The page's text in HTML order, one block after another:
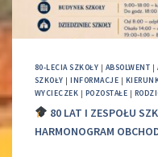
80-LECIA SZKOŁY | ABSOLWENT |
SZKOŁY |INFORMACJE |
WYCIECZEK | POZOSTAŁE |
80 LAT I ZESPOŁU
HARMONOGRAM